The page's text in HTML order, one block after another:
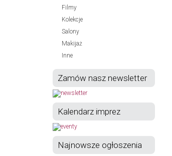
Filmy
Kolekcje
Salony
Makijaż
Inne
Zamów nasz newsletter
Kalendarz imprez
Najnowsze ogłoszenia